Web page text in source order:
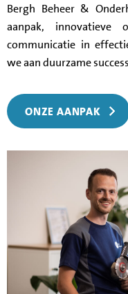
Bergh Beheer &
aanpak, innovatieve
communicatie in
we aan duurzame
ONZE AANPAK